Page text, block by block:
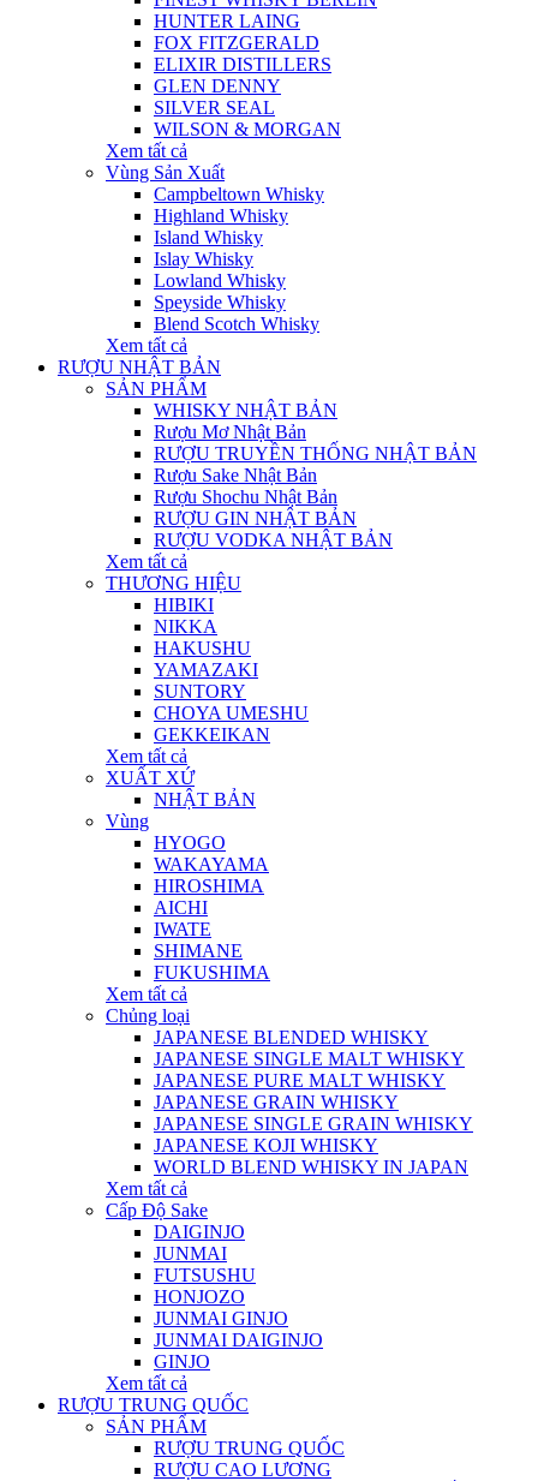
HUNTER LAING
FOX FITZGERALD
ELIXIR DISTILLERS
GLEN DENNY
SILVER SEAL
WILSON & MORGAN
Xem tất cả
Vùng Sản Xuất
Campbeltown Whisky
Highland Whisky
Island Whisky
Islay Whisky
Lowland Whisky
Speyside Whisky
Blend Scotch Whisky
Xem tất cả
RƯỢU NHẬT BẢN
SẢN PHẨM
WHISKY NHẬT BẢN
Rượu Mơ Nhật Bản
RƯỢU TRUYỀN THỐNG NHẬT BẢN
Rượu Sake Nhật Bản
Rượu Shochu Nhật Bản
RƯỢU GIN NHẬT BẢN
RƯỢU VODKA NHẬT BẢN
Xem tất cả
THƯƠNG HIỆU
HIBIKI
NIKKA
HAKUSHU
YAMAZAKI
SUNTORY
CHOYA UMESHU
GEKKEIKAN
Xem tất cả
XUẤT XỨ
NHẬT BẢN
Vùng
HYOGO
WAKAYAMA
HIROSHIMA
AICHI
IWATE
SHIMANE
FUKUSHIMA
Xem tất cả
Chủng loại
JAPANESE BLENDED WHISKY
JAPANESE SINGLE MALT WHISKY
JAPANESE PURE MALT WHISKY
JAPANESE GRAIN WHISKY
JAPANESE SINGLE GRAIN WHISKY
JAPANESE KOJI WHISKY
WORLD BLEND WHISKY IN JAPAN
Xem tất cả
Cấp Độ Sake
DAIGINJO
JUNMAI
FUTSUSHU
HONJOZO
JUNMAI GINJO
JUNMAI DAIGINJO
GINJO
Xem tất cả
RƯỢU TRUNG QUỐC
SẢN PHẨM
RƯỢU TRUNG QUỐC
RƯỢU CAO LƯƠNG